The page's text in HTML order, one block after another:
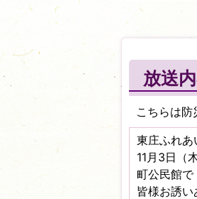
放送
こちらは防
東庄ふれあ
11月3日（
町公民館で
皆様お誘い